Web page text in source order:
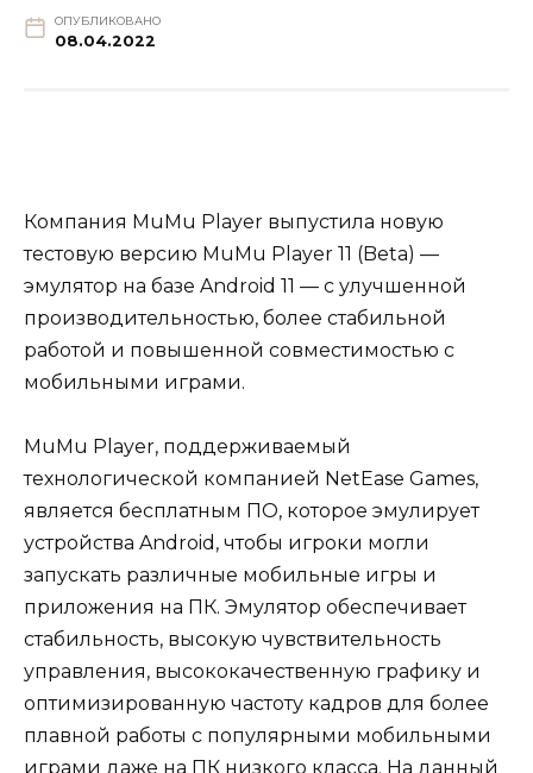
ОПУБЛИКОВАНО
08.04.2022
Компания MuMu Player выпустила новую
тестовую версию MuMu Player 11 (Beta) —
эмулятор на базе Android 11 — с улучшенной
производительностью, более стабильной
работой и повышенной совместимостью с
мобильными играми.
MuMu Player, поддерживаемый
технологической компанией NetEase Games,
является бесплатным ПО, которое эмулирует
устройства Android, чтобы игроки могли
запускать различные мобильные игры и
приложения на ПК. Эмулятор обеспечивает
стабильность, высокую чувствительность
управления, высококачественную графику и
оптимизированную частоту кадров для более
плавной работы с популярными мобильными
играми даже на ПК низкого класса. На данный